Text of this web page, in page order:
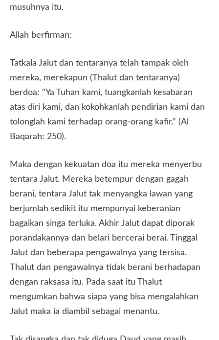
musuhnya itu.
Allah berfirman:
Tatkala Jalut dan tentaranya telah tampak oleh
mereka, merekapun (Thalut dan tentaranya)
berdoa: “Ya Tuhan kami, tuangkanlah kesabaran
atas diri kami, dan kokohkanlah pendirian kami dan
tolonglah kami terhadap orang-orang kafir.” (Al
Baqarah: 250).
Maka dengan kekuatan doa itu mereka menyerbu
tentara Jalut. Mereka betempur dengan gagah
berani, tentara Jalut tak menyangka lawan yang
berjumlah sedikit itu mempunyai keberanian
bagaikan singa terluka. Akhir Jalut dapat diporak
porandakannya dan belari bercerai berai. Tinggal
Jalut dan beberapa pengawalnya yang tersisa.
Thalut dan pengawalnya tidak berani berhadapan
dengan raksasa itu. Pada saat itu Thalut
mengumkan bahwa siapa yang bisa mengalahkan
Jalut maka ia diambil sebagai menantu.